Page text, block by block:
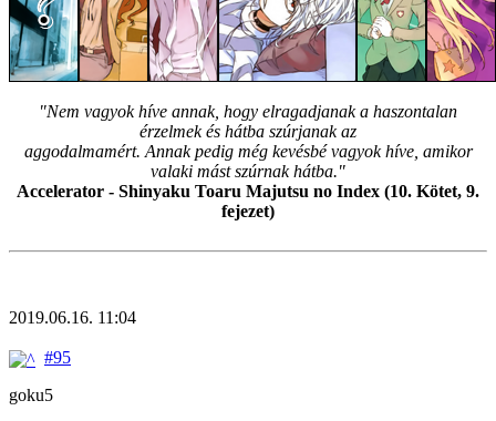
"Nem vagyok híve annak, hogy elragadjanak a haszontalan
érzelmek és hátba szúrjanak az
aggodalmamért. Annak pedig még kevésbé vagyok híve, amikor
valaki mást szúrnak hátba."
Accelerator - Shinyaku Toaru Majutsu no Index (10. Kötet, 9.
fejezet)
2019.06.16. 11:04
#95
goku5